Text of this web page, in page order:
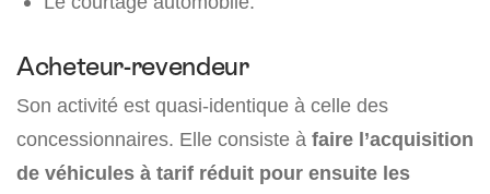
Acheteur-revendeur
Son activité est quasi-identique à celle des
concessionnaires. Elle consiste à faire l’acquisition
de véhicules à tarif réduit pour ensuite les